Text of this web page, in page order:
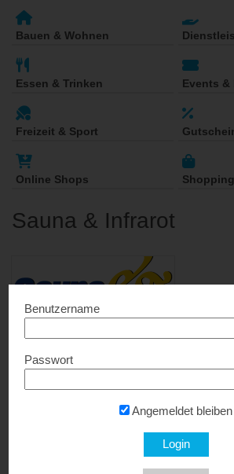
Bauen & Wohnen
Essen & Trinken Events &
Freizeit & Sport
Online Shops Shopping
Sauna & Infrarot
Benutzername
Passwort
Angemeldet bleiben